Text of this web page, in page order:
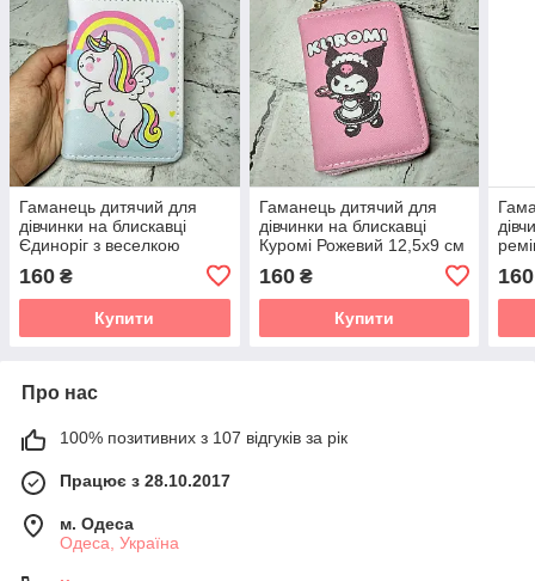
Гаманець дитячий для
дівчинки на блискавці
Єдиноріг з веселкою
160 ₴
Купити
Гаманець дитячий для
дівчинки на блискавці
Куромі Рожевий 12,5х9 см
160₴
Купити
160
Про нас
100% позитивних з 107 відгуків за рік
Працює з 28.10.2017
м. Одеса
Одеса, Україна